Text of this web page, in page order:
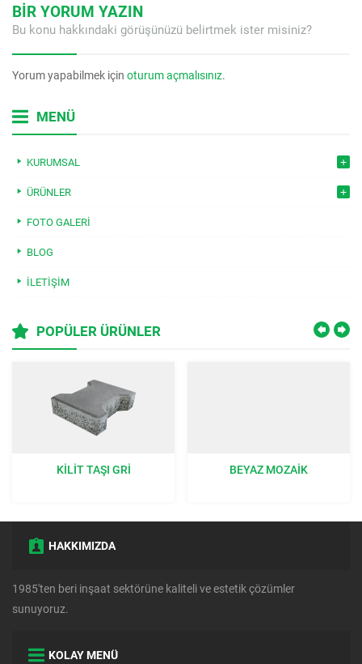
BİR YORUM YAZIN
Bu konu hakkındaki görüşünüzü belirtmek ister misiniz?
Yorum yapabilmek için oturum açmalısınız.
MENÜ
KURUMSAL
ÜRÜNLER
FOTO GALERI
BLOG
İLETIŞIM
POPÜLER ÜRÜNLER
KILIT TAŞI GRI BEYAZ MOZAIK
HAKKIMIZDA
1985'ten beri inşaat sektörüne kaliteli ve estetik çözümler
sunuyoruz.
KOLAY MENÜ